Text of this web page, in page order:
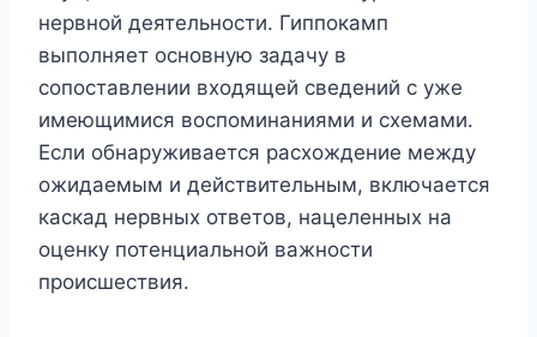
нервной деятельности. Гиппокамп
выполняет основную задачу в
сопоставлении входящей сведений с уже
имеющимися воспоминаниями и схемами.
Если обнаруживается расхождение между
ожидаемым и действительным, включается
каскад нервных ответов, нацеленных на
оценку потенциальной важности
происшествия.